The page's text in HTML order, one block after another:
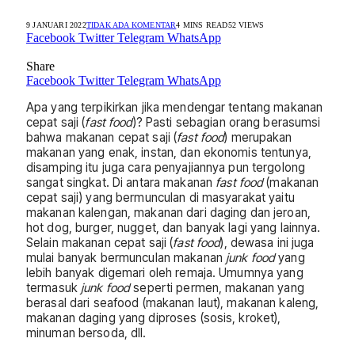
9 JANUARI 2022TIDAK ADA KOMENTAR4 MINS READ52VIEWS
Facebook Twitter Telegram WhatsApp
Share
Facebook Twitter Telegram WhatsApp
Apa yang terpikirkan jika mendengar tentang makanan
cepat saji (fast food)? Pasti sebagian orang berasumsi
bahwa makanan cepat saji (fast food) merupakan
makanan yang enak, instan, dan ekonomis tentunya,
disamping itu juga cara penyajiannya pun tergolong
sangat singkat. Di antara makanan fast food(makanan
cepat saji) yang bermunculan di masyarakat yaitu
makanan kalengan, makanan dari daging dan jeroan,
hot dog, burger, nugget, dan banyak lagi yang lainnya.
Selain makanan cepat saji (fast food), dewasa ini juga
mulai banyak bermunculan makanan junk foodyang
lebih banyak digemari oleh remaja. Umumnya yang
termasuk junk foodseperti permen, makanan yang
berasal dari seafood (makanan laut), makanan kaleng,
makanan daging yang diproses (sosis, kroket),
minuman bersoda, dll.